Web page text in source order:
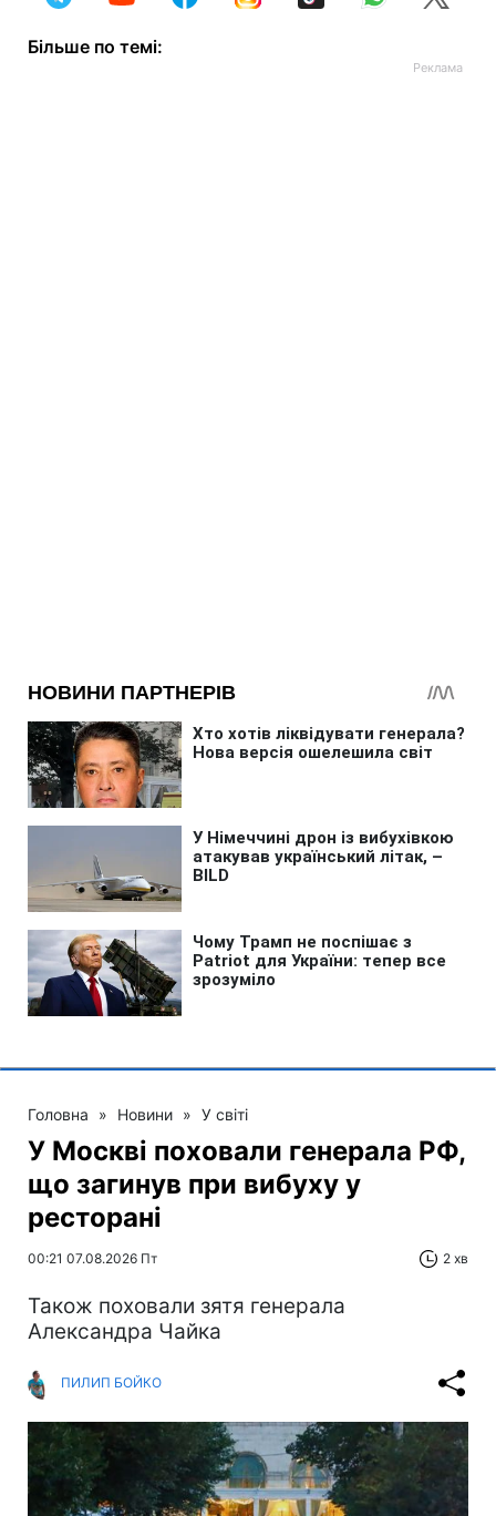
Більше по темі:
Головна » Новини » У світі
У Москві поховали генерала РФ,
що загинув при вибуху у
ресторані
00:21 07.08.2026 Пт 2 хв
Також поховали зятя генерала
Александра Чайка
ПИЛИП БОЙКО